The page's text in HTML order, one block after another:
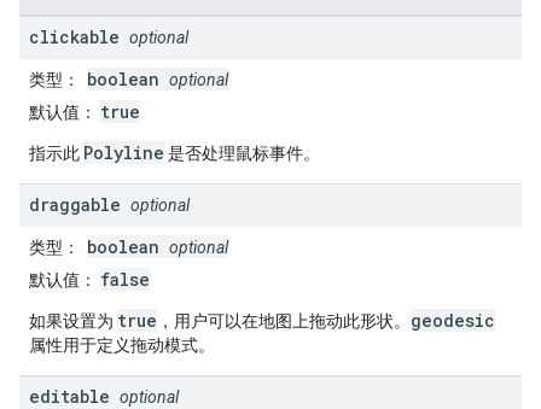
clickable optional
类型 ： boolean optional
默认值 ： true
指示此 Polyline 是否处理鼠标事件。
draggable optional
类型 ： boolean optional
默认值 ： false
如果设置为 true ，用户可以在地图上拖动此形状。 geodesic
属性用于定义拖动模式。
editable optional